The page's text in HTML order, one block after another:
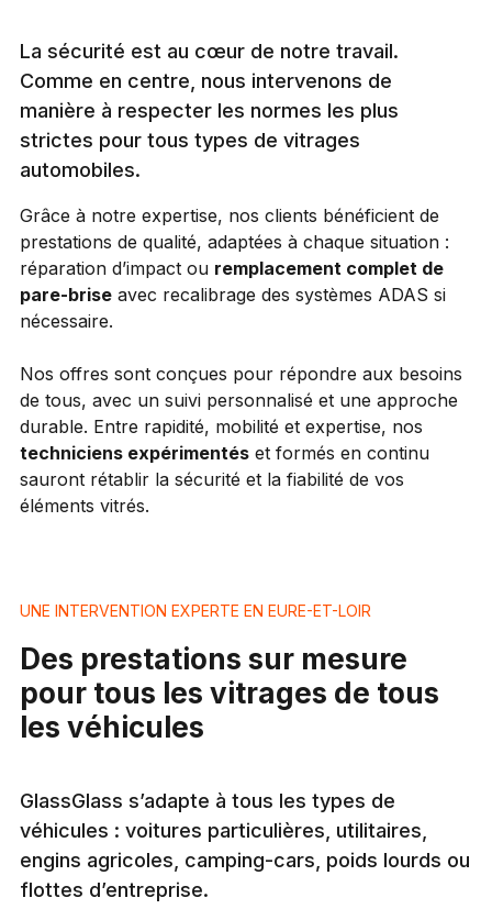
La sécurité est au cœur de notre travail.
Comme en centre, nous intervenons de
manière à respecter les normes les plus
strictes pour tous types de vitrages
automobiles.
Grâce à notre expertise, nos clients bénéficient de
prestations de qualité, adaptées à chaque situation :
réparation d’impact ou remplacement complet de
pare-brise avec recalibrage des systèmes ADAS si
nécessaire.
Nos offres sont conçues pour répondre aux besoins
de tous, avec un suivi personnalisé et une approche
durable. Entre rapidité, mobilité et expertise, nos
techniciens expérimentés et formés en continu
sauront rétablir la sécurité et la fiabilité de vos
éléments vitrés.
UNE INTERVENTION EXPERTE EN EURE-ET-LOIR
Des prestations sur mesure
pour tous les vitrages de tous
les véhicules
GlassGlass s’adapte à tous les types de
véhicules : voitures particulières, utilitaires,
engins agricoles, camping-cars, poids lourds ou
flottes d’entreprise.